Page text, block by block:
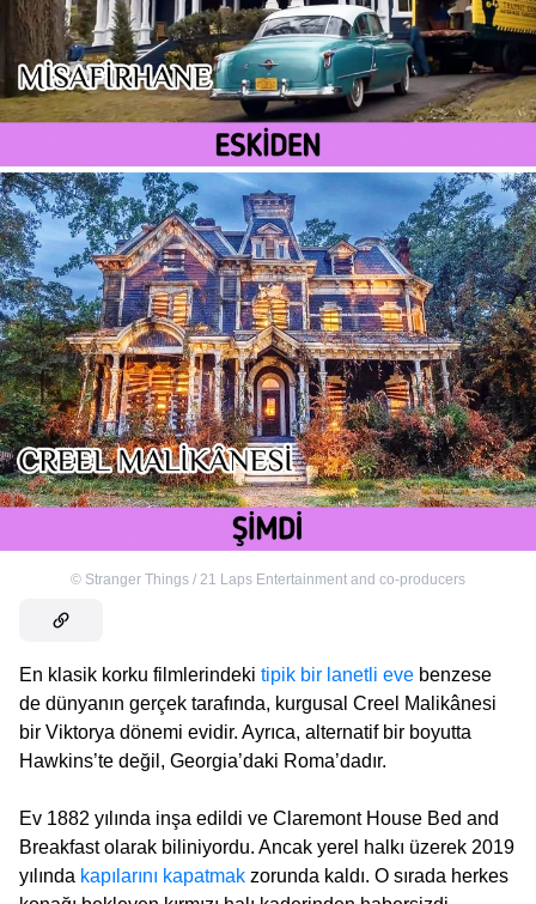
© Stranger Things / 21 Laps Entertainment and co-producers
En klasik korku filmlerindeki tipik bir lanetli eve benzese
de dünyanın gerçek tarafında, kurgusal Creel Malikânesi
bir Viktorya dönemi evidir. Ayrıca, alternatif bir boyutta
Hawkins’te değil, Georgia’daki Roma’dadır.
Ev 1882 yılında inşa edildi ve Claremont House Bed and
Breakfast olarak biliniyordu. Ancak yerel halkı üzerek 2019
yılında kapılarını kapatmak zorunda kaldı. O sırada herkes